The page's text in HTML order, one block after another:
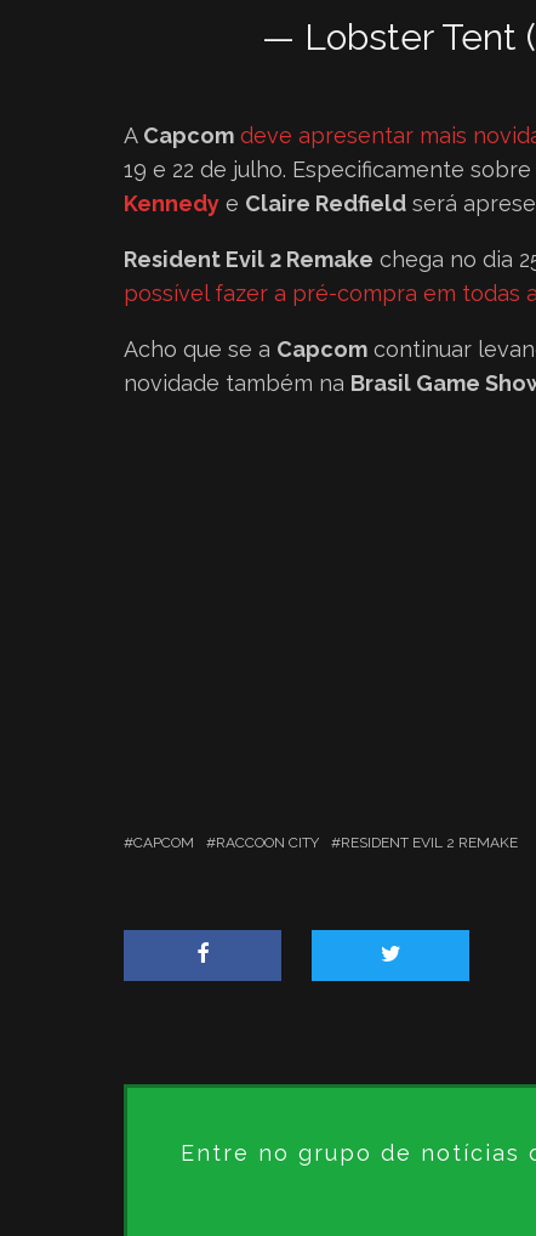
— Lobster Tent
A Capcom deve apresentar mais
19 e 22 de julho. Especificamente
Kennedy e Claire Redfield será
Resident Evil 2 Remake chega no dia
possível fazer a pré-compra em todas
Acho que se a Capcom continuar
novidade também na Brasil Game
CAPCOM RACCOON CITY RESIDENT EVIL 2 REMAKE
Entre no grupo de notícias